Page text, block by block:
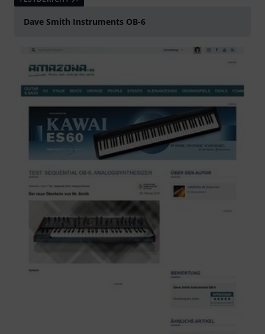
Dave Smith Instruments OB-6